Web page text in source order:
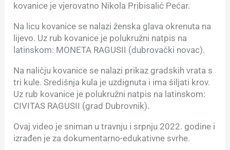
kovanice je vjerovatno Nikola Pribisalić Pećar.
Na licu kovanice se nalazi ženska glava okrenuta na
lijevo. Uz rub kovanice je polukružni natpis na
latinskom: MONETA RAGUSII (dubrovački novac).
Na naličju kovanice se nalazi prikaz gradskih vrata s
tri kule. Središnja kula je uzdignuta i ima šiljati krov.
Uz rub kovanice je polukružni natpis na latinskom:
CIVITAS RAGUSII (grad Dubrovnik).
Ovaj video je sniman u travnju i srpnju 2022. godine i
izrađen je za dokumentarno-edukativne svrhe.